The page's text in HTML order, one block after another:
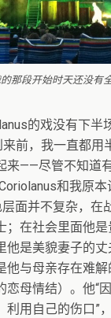
那段开始时天还没有全
的戏没有下半
来前，我一直都用
来——尽管不知道
和我原本
面并不复杂，在
；在社会里面他
他是美貌妻子的
他与母亲存在难
恋母情结）。他“
利用自己的伤口”